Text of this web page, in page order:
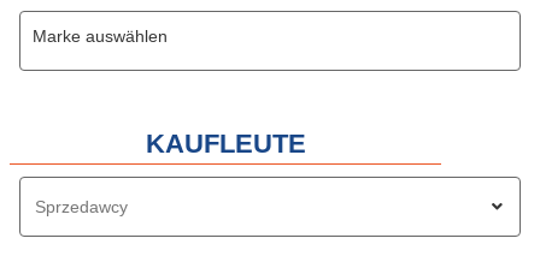
Marke auswählen
KAUFLEUTE